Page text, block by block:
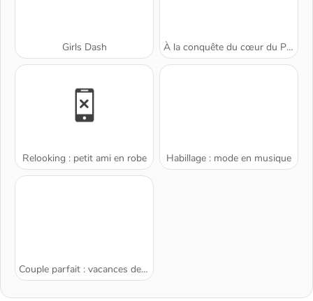
Girls Dash À la conquête du cœur du Prince
Relooking : petit ami en robe Habillage : mode en musique
Couple parfait : vacances de Noël